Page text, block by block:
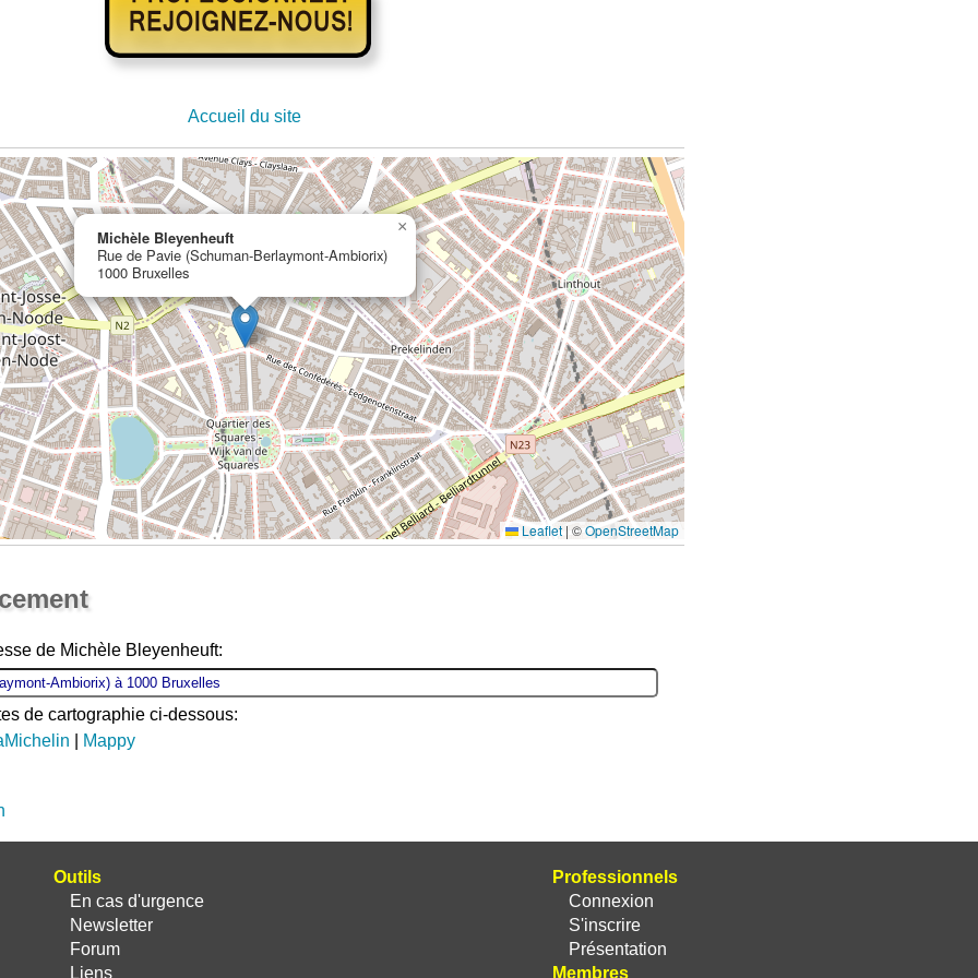
Accueil du site
Michèle Bleyenheuft
Rue de Pavie (Schuman-Berlaymont-Ambiorix)
1000 Bruxelles
×
Leaflet | ©OpenStreetMap
de Michèle Bleyenheuft:
de cartographie ci-dessous:
Mappy
Professionnels
Connexion
S'inscrire
Présentation
Membres
Outils
En cas d'urgence
Newsletter
Forum
Liens